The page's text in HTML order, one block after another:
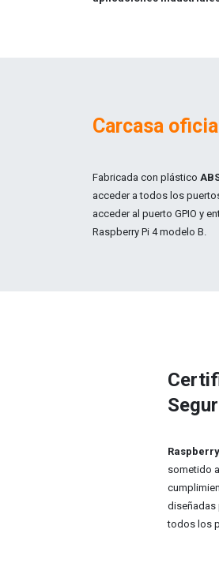
Carcasa
Fabricada con plástico
acceder a todos los
acceder al puerto GPIO y
Raspberry Pi 4 modelo B.
sometido
diseñadas
todos los